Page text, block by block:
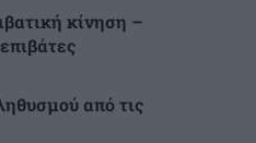
κίνηση –
από τις